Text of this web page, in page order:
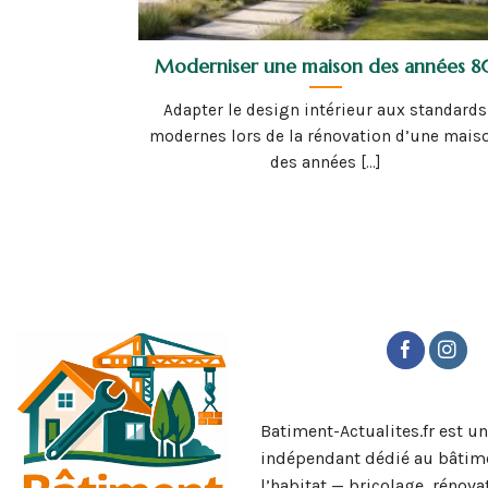
Moderniser une maison des années
Adapter le design intérieur aux standards
modernes lors de la rénovation d’une
des années [...]
Batiment-Actualites.fr est
indépendant dédié au